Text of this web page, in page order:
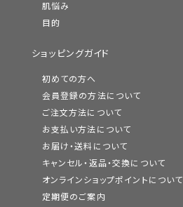
肌悩み
目的
ショッピングガイド
初めての方へ
会員登録の方法について
ご注文方法について
お支払い方法について
お届け・送料について
キャンセル・返品・交換について
オンラインショップポイントについて
定期便のご案内